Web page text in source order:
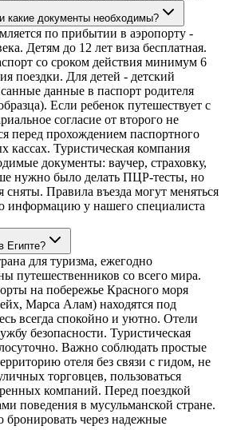
какие документы необходимы?
по прибытии в аэропорту -
Детям до 12 лет виза бесплатная.
со сроком действия минимум 6
поездки. Для детей - детский
данные в паспорт родителя
Если ребенок путешествует с
согласие от второго не
перед прохождением паспортного
кассах. Туристическая компания
документы: ваучер, страховку,
нужно было делать ПЦР-тесты, но
сняты. Правила въезда могут меняться
информацию у нашего специалиста
Египте?
для туризма, ежегодно
путешественников со всего мира.
на побережье Красного моря
Марса Алам) находятся под
всегда спокойно и уютно. Отели
безопасности. Туристическая
Важно соблюдать простые
отеля без связи с гидом, не
торговцев, пользоваться
компаний. Перед поездкой
поведения в мусульманской стране.
через надежные